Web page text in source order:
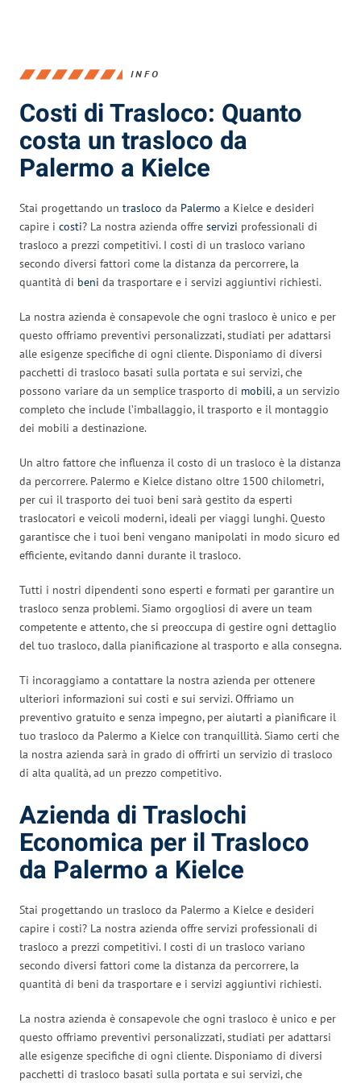
INFO
Costi di Trasloco: Quanto
costa un trasloco da
Palermo a Kielce
Stai progettando un trasloco da Palermo a Kielce e desideri
capire i costi? La nostra azienda offre servizi professionali di
trasloco a prezzi competitivi. I costi di un trasloco variano
secondo diversi fattori come la distanza da percorrere, la
quantità di beni da trasportare e i servizi aggiuntivi richiesti.
La nostra azienda è consapevole che ogni trasloco è unico e per
questo offriamo preventivi personalizzati, studiati per adattarsi
alle esigenze specifiche di ogni cliente. Disponiamo di diversi
pacchetti di trasloco basati sulla portata e sui servizi, che
possono variare da un semplice trasporto di mobili, a un servizio
completo che include l’imballaggio, il trasporto e il montaggio
dei mobili a destinazione.
Un altro fattore che influenza il costo di un trasloco è la distanza
da percorrere. Palermo e Kielce distano oltre 1500 chilometri,
per cui il trasporto dei tuoi beni sarà gestito da esperti
traslocatori e veicoli moderni, ideali per viaggi lunghi. Questo
garantisce che i tuoi beni vengano manipolati in modo sicuro ed
efficiente, evitando danni durante il trasloco.
Tutti i nostri dipendenti sono esperti e formati per garantire un
trasloco senza problemi. Siamo orgogliosi di avere un team
competente e attento, che si preoccupa di gestire ogni dettaglio
del tuo trasloco, dalla pianificazione al trasporto e alla consegna.
Ti incoraggiamo a contattare la nostra azienda per ottenere
ulteriori informazioni sui costi e sui servizi. Offriamo un
preventivo gratuito e senza impegno, per aiutarti a pianificare il
tuo trasloco da Palermo a Kielce con tranquillità. Siamo certi che
la nostra azienda sarà in grado di offrirti un servizio di trasloco
di alta qualità, ad un prezzo competitivo.
Azienda di Traslochi
Economica per il Trasloco
da Palermo a Kielce
Stai progettando un trasloco da Palermo a Kielce e desideri
capire i costi? La nostra azienda offre servizi professionali di
trasloco a prezzi competitivi. I costi di un trasloco variano
secondo diversi fattori come la distanza da percorrere, la
quantità di beni da trasportare e i servizi aggiuntivi richiesti.
La nostra azienda è consapevole che ogni trasloco è unico e per
questo offriamo preventivi personalizzati, studiati per adattarsi
alle esigenze specifiche di ogni cliente. Disponiamo di diversi
pacchetti di trasloco basati sulla portata e sui servizi, che